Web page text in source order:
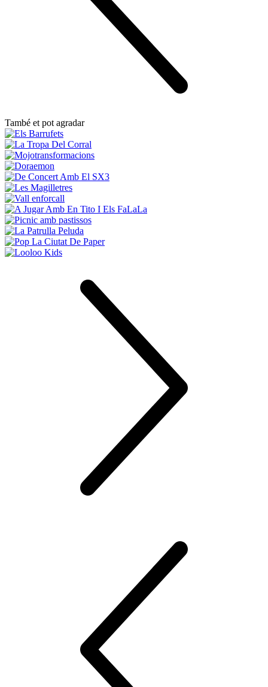
També et pot agradar